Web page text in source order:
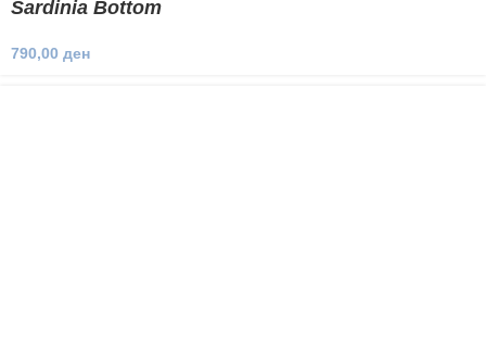
Sardinia Bottom
790,00 ден